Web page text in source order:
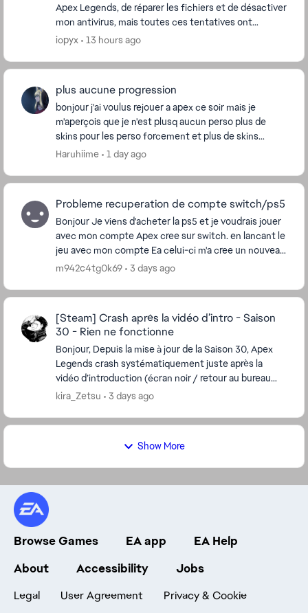
Apex Legends, de réparer les fichiers et de désactiver
mon antivirus, mais toutes ces tentatives ont
échoué. Mon jeu plante juste après la cin...
iopyx 13 hours ago
plus aucune progression
bonjour j'ai voulus rejouer a apex ce soir mais je
m'aperçois que je n'est plusq aucun perso plus de
skins pour les perso forcement et plus de skins
d'armes non plus alors que j'ai plus de 2500H sur ...
Haruhiime 1 day ago
Probleme recuperation de compte switch/ps5
Bonjour Je viens d'acheter la ps5 et je voudrais jouer
avec mon compte Apex cree sur switch. en lancant le
jeu avec mon compte Ea celui-ci m'a cree un nouveau
compte Apex au lieu de recuperer l'...
m942c4tg0k69 3 days ago
[Steam] Crash après la vidéo d’intro - Saison
30 - Rien ne fonctionne
Bonjour, Depuis la mise à jour de la Saison 30, Apex
Legends crash systématiquement juste après la
vidéo d’introduction (écran noir / retour au bureau
kira_Zetsu 3 days ago
Show More
Browse Games EA app
EA Help
About
Accessibility Jobs
Legal User Agreement Privacy & Cookie